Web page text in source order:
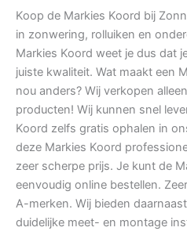
Koop de Markies Koord bij
in zonwering, rolluiken en
Markies Koord weet je dus dat
juiste kwaliteit. Wat maakt een
nou anders? Wij verkopen
producten! Wij kunnen snel
Koord zelfs gratis ophalen in
deze Markies Koord
zeer scherpe prijs. Je kunt de
eenvoudig online bestellen.
A-merken. Wij bieden
duidelijke meet- en montage